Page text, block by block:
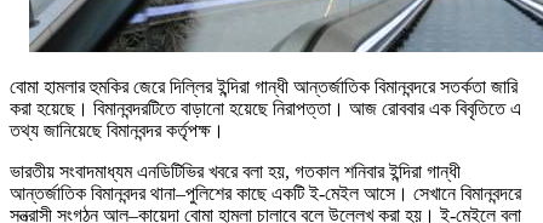
বোমা হামলার হুমকির জেরে দিল্লির ইন্দিরা গান্ধী আন্তর্জাতিক বিমানবন্দরে সতর্কতা জারি
করা হয়েছে। বিমানবন্দরটিতে বাড়ানো হয়েছে নিরাপত্তা। আজ রোববার এক বিবৃতিতে এ
তথ্য জানিয়েছে বিমানবন্দর কর্তৃপক্ষ।
ভারতীয় সংবাদমাধ্যম এনডিটিভির খবরে বলা হয়, গতকাল শনিবার ইন্দিরা গান্ধী
আন্তর্জাতিক বিমানবন্দর থানা–পুলিশের কাছে একটি ই-মেইল আসে। সেখানে বিমানবন্দরে
সন্ত্রাসী সংগঠন আল–কায়েদা বোমা হামলা চালাবে বলে উল্লেখ করা হয়। ই-মেইলে বলা